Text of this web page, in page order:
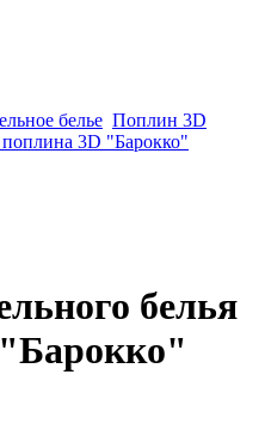
белье Поплин 3D
поплина 3D "Барокко"
белья